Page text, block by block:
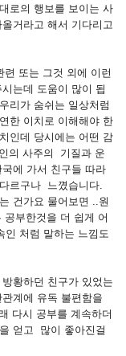
로의 행보를 보이는 사
거라고 해서 기다리고
또는 그것 외에 이런
는데 도움이 많이 됩
리가 숨쉬는 일상처럼
한 이치로 이해해야 한
인데 당시에는 어떤 감
의 사주의 기질과 운
에 가서 친구들 따라
르구나 느꼈습니다.
건가요 물어보면 ..원
부한것을 더 쉽게 어
인 처럼 말하는 느낌도
황하던 친구가 있었는
계에 유독 불편함을
다시 공부를 계속하더
얻고 많이 좋아진걸